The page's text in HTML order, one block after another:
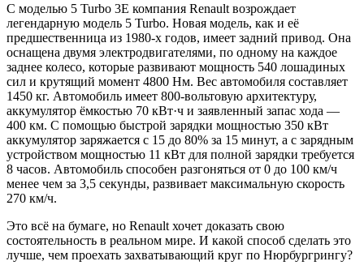
С моделью 5 Turbo 3E компания Renault возрождает
легендарную модель 5 Turbo. Новая модель, как и её
предшественница из 1980-х годов, имеет задний привод. Она
оснащена двумя электродвигателями, по одному на каждое
заднее колесо, которые развивают мощность 540 лошадиных
сил и крутящий момент 4800 Нм. Вес автомобиля составляет
1450 кг. Автомобиль имеет 800-вольтовую архитектуру,
аккумулятор ёмкостью 70 кВт·ч и заявленный запас хода —
400 км. С помощью быстрой зарядки мощностью 350 кВт
аккумулятор заряжается с 15 до 80% за 15 минут, а с зарядным
устройством мощностью 11 кВт для полной зарядки требуется
8 часов. Автомобиль способен разгоняться от 0 до 100 км/ч
менее чем за 3,5 секунды, развивает максимальную скорость
270 км/ч.
Это всё на бумаге, но Renault хочет доказать свою
состоятельность в реальном мире. И какой способ сделать это
лучше, чем проехать захватывающий круг по Нюрбургрингу?